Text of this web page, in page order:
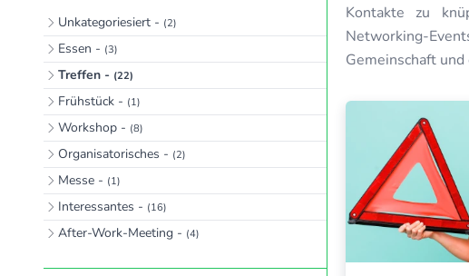
Unkategoriesiert - (2)
Essen - (3)
Treffen - (22)
Frühstück - (1)
Workshop - (8)
Organisatorisches - (2)
Messe - (1)
Interessantes - (16)
After-Work-Meeting - (4)
Kontakte zu
Networking-
Gemeinschaft